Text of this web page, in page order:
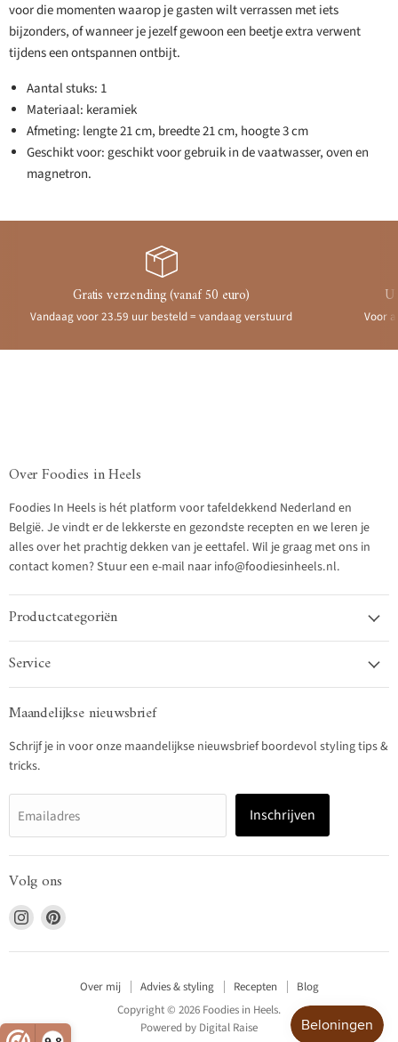
voor die momenten waarop je gasten wilt verrassen met iets
bijzonders, of wanneer je jezelf gewoon een beetje extra verwent
tijdens een ontspannen ontbijt.
Aantal stuks: 1
Materiaal: keramiek
Afmeting: lengte 21 cm, breedte 21 cm, hoogte 3 cm
Geschikt voor: geschikt voor gebruik in de vaatwasser, oven en
magnetron.
Gratis verzending (vanaf 50 euro)
Vandaag voor 23.59 uur besteld = vandaag verstuurd Voor
Over Foodies in Heels
Foodies In Heels is hét platform voor tafeldekkend Nederland en
België. Je vindt er de lekkerste en gezondste recepten en we leren je
alles over het prachtig dekken van je eettafel. Wil je graag met ons in
contact komen? Stuur een e-mail naar info@foodiesinheels.nl.
Productcategoriën
Service
Maandelijkse nieuwsbrief
Schrijf je in voor onze maandelijkse nieuwsbrief boordevol styling tips &
tricks.
Emailadres Inschrijven
Volg ons
Vind
ons
op
Vind
op
Over mij Advies & styling Recepten
Blog
Copyright © 2026 Foodies in Heels.
Powered by Digital Raise